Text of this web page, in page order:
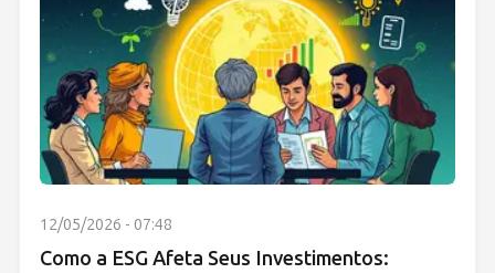
12/05/2026 - 07:48
Como a ESG Afeta Seus Investimentos: